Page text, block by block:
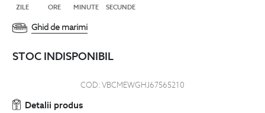
ZILE ORE MINUTE SECUNDE
Ghid de marimi
STOC INDISPONIBIL
COD:VBCMEWGHJ67565210
Detalii produs